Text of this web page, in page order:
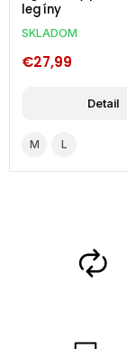
legíny
SKLADOM
€27,99
Detail
M L